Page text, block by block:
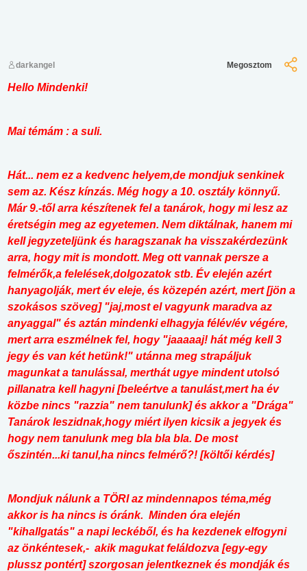
darkangel Megosztom
Hello Mindenki!
Mai témám : a suli.
Hát... nem ez a kedvenc helyem,de mondjuk senkinek
sem az. Kész kínzás. Még hogy a 10. osztály könnyű.
Már 9.-től arra készítenek fel a tanárok, hogy mi lesz az
éretségin meg az egyetemen. Nem diktálnak, hanem mi
kell jegyzeteljünk és haragszanak ha visszakérdezünk
arra, hogy mit is mondott. Meg ott vannak persze a
felmérők,a felelések,dolgozatok stb. Év elején azért
hanyagolják, mert év eleje, és közepén azért, mert [jön a
szokásos szöveg] "jaj,most el vagyunk maradva az
anyaggal" és aztán mindenki elhagyja félév/év végére,
mert arra eszmélnek fel, hogy "jaaaaaj! hát még kell 3
jegy és van két hetünk!" utánna meg strapáljuk
magunkat a tanulással, merthát ugye mindent utolsó
pillanatra kell hagyni [beleértve a tanulást,mert ha év
közbe nincs "razzia" nem tanulunk] és akkor a "Drága"
Tanárok leszidnak,hogy miért ilyen kicsik a jegyek és
hogy nem tanulunk meg bla bla bla. De most
őszintén...ki tanul,ha nincs felmérő?! [költői kérdés]
Mondjuk nálunk a TÖRI az mindennapos téma,még
akkor is ha nincs is óránk. Minden óra elején
"kihallgatás" a napi leckéből, és ha kezdenek elfogyni
az önkéntesek,- akik magukat feláldozva [egy-egy
plussz pontért] szorgosan jelentkeznek és mondják és